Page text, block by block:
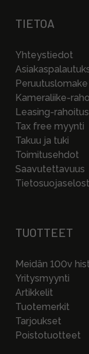
TIETOA
Yhteystiedot
Peruutuslomake
Kameraliike-
Leasing-rahoitus
Tax free myynti
Takuu ja tuki
Toimitusehdot
Saavutettavuus
TUOTTEET
Meidän 100v
Yritysmyynti
Artikkelit
Tuotemerkit
Tarjoukset
Poistotuotteet